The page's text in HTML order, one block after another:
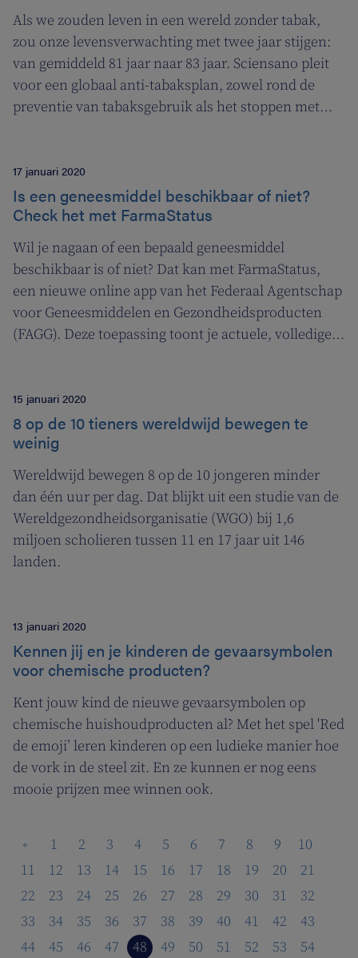
Als we zouden leven in een wereld zonder tabak,
zou onze levensverwachting met twee jaar stijgen:
van gemiddeld 81 jaar naar 83 jaar. Sciensano pleit
voor een globaal anti-tabaksplan, zowel rond de
preventie van tabaksgebruik als het stoppen met
17 januari 2020
Is een geneesmiddel beschikbaar of niet?
Check het met FarmaStatus
Wil je nagaan of een bepaald geneesmiddel
beschikbaar is of niet? Dat kan met FarmaStatus,
een nieuwe online app van het Federaal Agentschap
voor Geneesmiddelen en Gezondheidsproducten
(FAGG). Deze toepassing toont je actuele, volledige
15 januari 2020
8 op de 10 tieners wereldwijd bewegen te
weinig
Wereldwijd bewegen 8 op de 10 jongeren minder
dan één uur per dag. Dat blijkt uit een studie van de
Wereldgezondheidsorganisatie (WGO) bij 1,6
miljoen scholieren tussen 11 en 17 jaar uit 146
landen.
13 januari 2020
Kennen jij en je kinderen de gevaarsymbolen
voor chemische producten?
Kent jouw kind de nieuwe gevaarsymbolen op
chemische huishoudproducten al? Met het spel 'Red
de emoji’ leren kinderen op een ludieke manier hoe
de vork in de steel zit. En ze kunnen er nog eens
mooie prijzen mee winnen ook.
1 2 3 4 5 6 7 8 9
10
11
12 13 14 15 16 17 18 19 20
21
22
23 24 25 26 27 28 29 30 31
32
33
34 35 36 37 38 39 40 41 42
43
44
45 46 47 48 49 50 51 52 53
54